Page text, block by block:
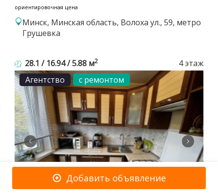
ориентировочная цена
Минск, Минская область, Волоха ул., 59, метро
Грушевка
28.1 / 16.94 / 5.88 м2
4 этаж
Агентство
с ремонтом
Добавить объявление